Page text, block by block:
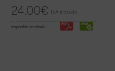
24,00€ IVA incluido
disponible en ebook: